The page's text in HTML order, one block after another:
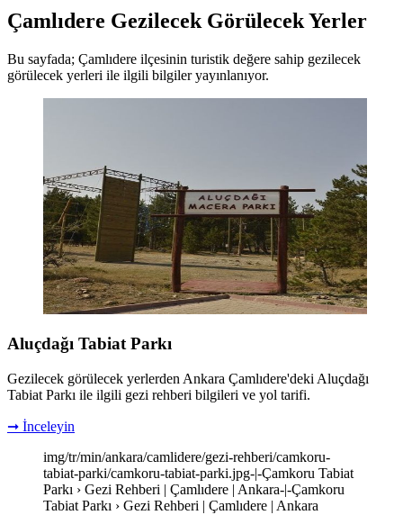
Çamlıdere Gezilecek Görülecek Yerler
Bu sayfada; Çamlıdere ilçesinin turistik değere sahip gezilecek
görülecek yerleri ile ilgili bilgiler yayınlanıyor.
Aluçdağı Tabiat Parkı
Gezilecek görülecek yerlerden Ankara Çamlıdere'deki Aluçdağı
Tabiat Parkı ile ilgili gezi rehberi bilgileri ve yol tarifi.
➞ İnceleyin
img/tr/min/ankara/camlidere/gezi-rehberi/camkoru-
tabiat-parki/camkoru-tabiat-parki.jpg-|-Çamkoru Tabiat
Parkı › Gezi Rehberi | Çamlıdere | Ankara-|-Çamkoru
Tabiat Parkı › Gezi Rehberi | Çamlıdere | Ankara